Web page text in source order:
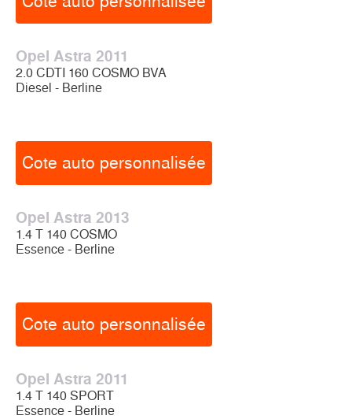
Opel Astra 2011
2.0 CDTI 160 COSMO BVA
Diesel - Berline
Cote auto personnalisée
Opel Astra 2013
1.4 T 140 COSMO
Essence - Berline
Cote auto personnalisée
Opel Astra 2011
1.4 T 140 SPORT
Essence - Berline